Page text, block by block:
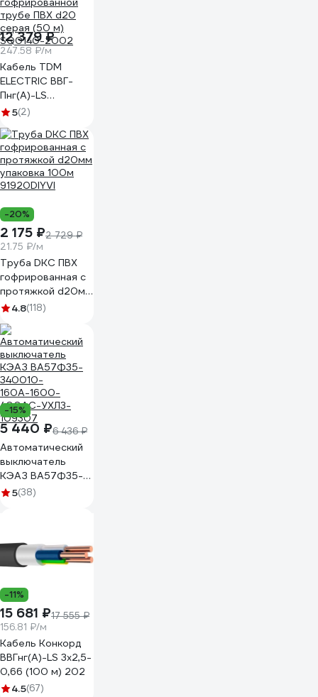
12 379 ₽
247.58 ₽/м
Кабель TDM
ELECTRIC ВВГ-
Пнг(А)-LS
3х2,5ок(N,PE)-0,66
гофрированной
трубе ПВХ d20
серая (50 м)
SQ0140-2002
5(2)
-20%
2 175 ₽2 729 ₽
21.75 ₽/м
Труба DKC ПВХ
гофрированная c
протяжкой d20мм
упаковка 100м
4.8(118)
-15%
5 440 ₽6 436 ₽
Автоматический
выключатель
КЭАЗ ВА57Ф35-
340010-
5(38)
-11%
15 681 ₽17 555 ₽
156.81 ₽/м
Кабель Конкорд
ВВГнг(А)-LS 3х2,5-
0,66 (100 м) 202
4.5(67)